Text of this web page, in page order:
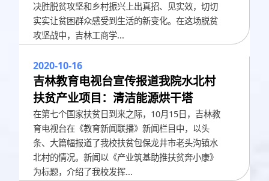
决胜脱贫攻坚和乡村振兴上出真招、见实效，切切
实实让贫困群众感受到生活的新变化。在这场脱贫
攻坚战中，吉林工商学...
2020-10-16
吉林教育电视台宣传报道我院水北村
扶贫产业项目：清洁能源烘干塔
在第七个国家扶贫日到来之际，10月15日，吉林教
育电视台在《教育新闻联播》新闻栏目中，以头
条、大篇幅报道了我校扶贫包保龙井市老头沟镇水
北村的情况。新闻以《产业筑基助推扶贫奔小康》
为标题，介绍了我校发挥...